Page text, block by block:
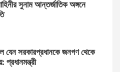
সুনাম আন্তর্জাতিক অঙ্গনে
যেন সরকারপ্রধানকে জনগণ থেকে
প্রধানমন্ত্রী